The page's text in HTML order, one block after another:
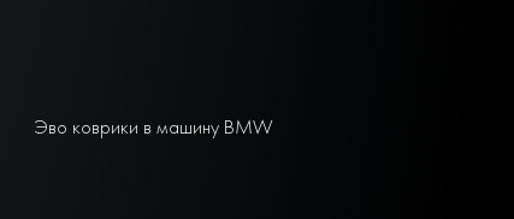
Эво коврики в машину BMW